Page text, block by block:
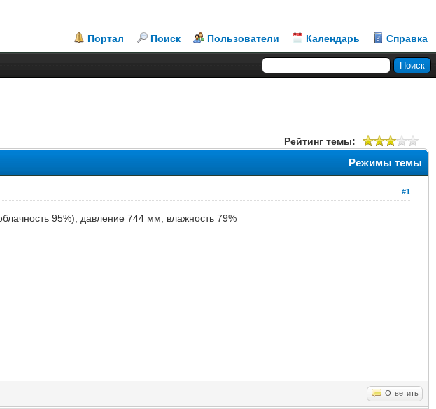
Портал Поиск Пользователи Календарь Справка
Рейтинг темы:
Режимы темы
#1
95%), давление 744 мм, влажность 79%
Ответить